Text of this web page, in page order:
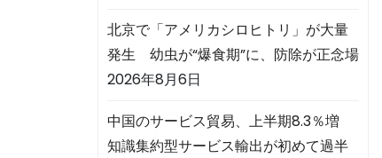
北京で「アメリカシロヒトリ」が大量
発生 幼虫が“爆食期”に、防除が正念場
2026年8月6日
中国のサービス貿易、上半期8.3％増
知識集約型サービス輸出が初めて過半